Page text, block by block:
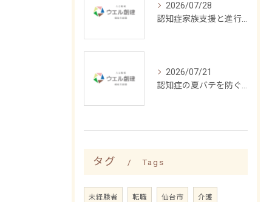
2026/07/28
2026/07/21
タグ Tags
未経験者 転職 仙台市 介護